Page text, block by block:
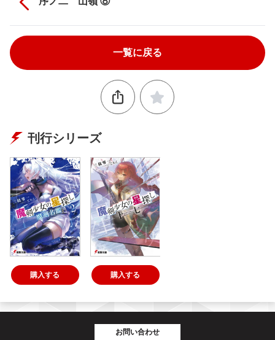
一覧に戻る
刊行シリーズ
購入する 購入する
お問い合わせ